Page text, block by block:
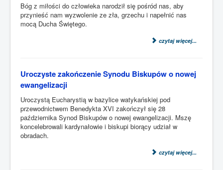
Bóg z miłości do człowieka narodził się pośród nas, aby
przynieść nam wyzwolenie ze zła, grzechu i napełnić nas
mocą Ducha Świętego.
czytaj więcej...
Uroczyste zakończenie Synodu Biskupów o nowej
ewangelizacji
Uroczystą Eucharystią w bazylice watykańskiej pod
przewodnictwem Benedykta XVI zakończył się 28
października Synod Biskupów o nowej ewangelizacji. Mszę
koncelebrowali kardynałowie i biskupi biorący udział w
obradach.
czytaj więcej...